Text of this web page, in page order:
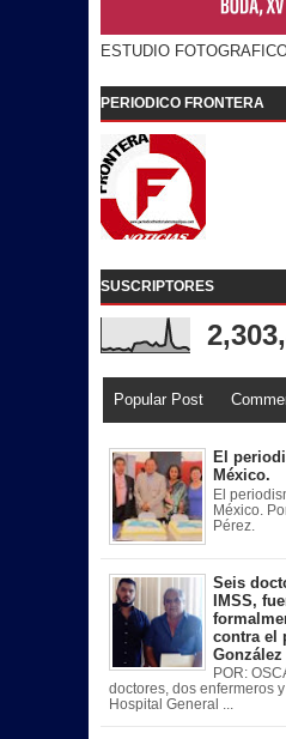
ESTUDIO
PERIODICO FRONTERA
SUSCRIPTORES
Popular Post
El
México.
El
México.
Pérez.
Seis
IMSS,
contra el
POR:
doctores, dos enfermeros
Hospital General ...